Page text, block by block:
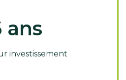
ans
investissement